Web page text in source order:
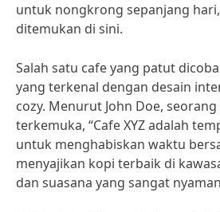
untuk nongkrong sepanjang
ditemukan di sini.
Salah satu cafe yang patut dicoba
yang terkenal dengan desain
cozy. Menurut John Doe,
terkemuka, “Cafe XYZ adalah
untuk menghabiskan waktu
menyajikan kopi terbaik di
dan suasana yang sangat